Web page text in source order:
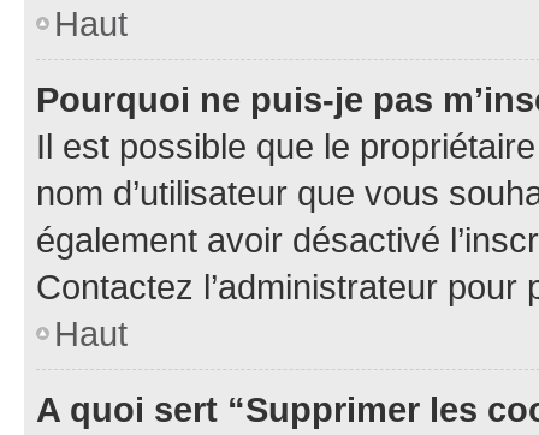
Haut
Pourquoi ne puis-je pas
Il est possible que le
nom d’utilisateur que vous
également avoir désactivé
Contactez l’administrateur
Haut
A quoi sert “Supprimer les